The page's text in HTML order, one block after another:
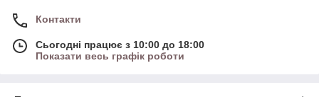
Контакти
Сьогодні працює з 10:00 до 18:00
Показати весь графік роботи